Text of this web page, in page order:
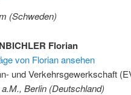
(Schweden)
Florian
von Florian ansehen
und Verkehrsgewerkschaft
Berlin (Deutschland)